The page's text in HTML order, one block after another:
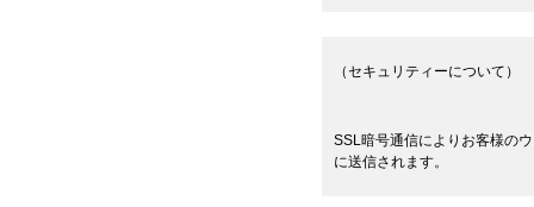
（セキュリティーについて）
SSL暗号通信によりお客様の
に送信されます。